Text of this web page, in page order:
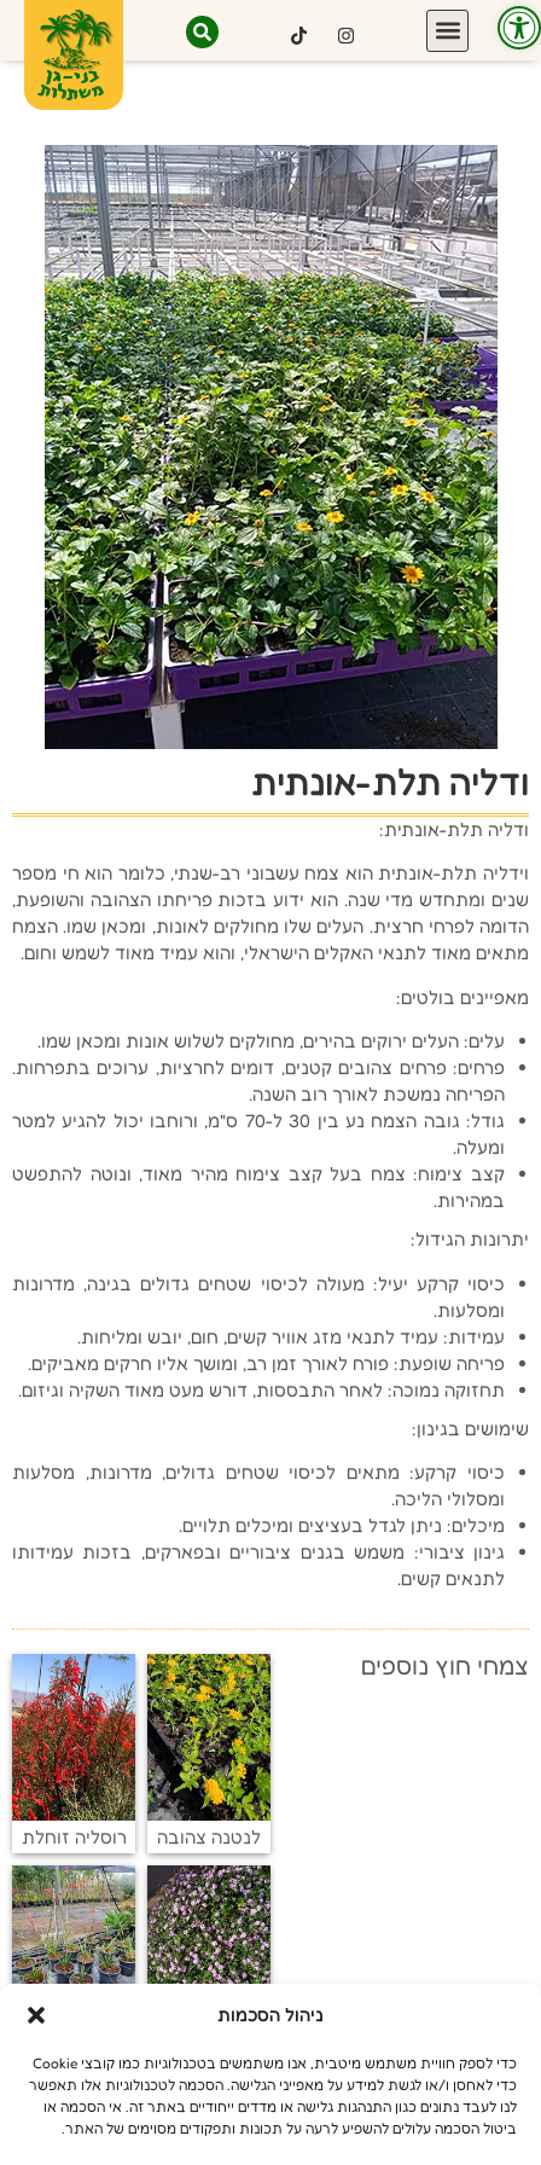
ניהול הסכמות
כדי לספק חוויית משתמש מיטבית, אנו משתמשים בטכנולוגיות כמו קובצי Cookie
כדי לאחסן ו/או לגשת למידע על מאפייני הגלישה. הסכמה לטכנולוגיות אלו תאפשר
לנו לעבד נתונים כגון התנהגות גלישה או מדדים ייחודיים באתר זה. אי הסכמה או
ביטול הסכמה עלולים להשפיע לרעה על תכונות ותפקודים מסוימים של האתר.
ודליה תלת-אונתית
ודליה תלת-אונתית:
וידליה תלת-אונתית הוא צמח עשבוני רב-שנתי, כלומר הוא חי מספר
שנים ומתחדש מדי שנה. הוא ידוע בזכות פריחתו הצהובה והשופעת,
הדומה לפרחי חרצית. העלים שלו מחולקים לאונות, ומכאן שמו. הצמח
מתאים מאוד לתנאי האקלים הישראלי, והוא עמיד מאוד לשמש וחום.
מאפיינים בולטים:
עלים: העלים ירוקים בהירים, מחולקים לשלוש אונות ומכאן שמו.
פרחים: פרחים צהובים קטנים, דומים לחרציות, ערוכים בתפרחות.
הפריחה נמשכת לאורך רוב השנה.
גודל: גובה הצמח נע בין 30 ל-70 ס"מ, ורוחבו יכול להגיע למטר
ומעלה.
קצב צימוח: צמח בעל קצב צימוח מהיר מאוד, ונוטה להתפשט
במהירות.
יתרונות הגידול:
כיסוי קרקע יעיל: מעולה לכיסוי שטחים גדולים בגינה, מדרונות
ומסלעות.
עמידות: עמיד לתנאי מזג אוויר קשים, חום, יובש ומליחות.
פריחה שופעת: פורח לאורך זמן רב, ומושך אליו חרקים מאביקים.
תחזוקה נמוכה: לאחר התבססות, דורש מעט מאוד השקיה וגיזום.
שימושים בגינון:
כיסוי קרקע: מתאים לכיסוי שטחים גדולים, מדרונות, מסלעות
ומסלולי הליכה.
מיכלים: ניתן לגדל בעציצים ומיכלים תלויים.
גינון ציבורי: משמש בגנים ציבוריים ובפארקים, בזכות עמידותו
לתנאים קשים.
צמחי חוץ נוספים
לנטנה צהובה רוסליה זוחלת